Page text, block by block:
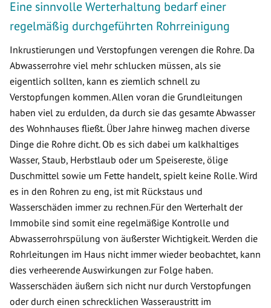
Eine sinnvolle Werterhaltung bedarf einer
regelmäßig durchgeführten Rohrreinigung
Inkrustierungen und Verstopfungen verengen die Rohre. Da
Abwasserrohre viel mehr schlucken müssen, als sie
eigentlich sollten, kann es ziemlich schnell zu
Verstopfungen kommen. Allen voran die Grundleitungen
haben viel zu erdulden, da durch sie das gesamte Abwasser
des Wohnhauses fließt. Über Jahre hinweg machen diverse
Dinge die Rohre dicht. Ob es sich dabei um kalkhaltiges
Wasser, Staub, Herbstlaub oder um Speisereste, ölige
Duschmittel sowie um Fette handelt, spielt keine Rolle. Wird
es in den Rohren zu eng, ist mit Rückstaus und
Wasserschäden immer zu rechnen.Für den Werterhalt der
Immobile sind somit eine regelmäßige Kontrolle und
Abwasserrohrspülung von äußerster Wichtigkeit. Werden die
Rohrleitungen im Haus nicht immer wieder beobachtet, kann
dies verheerende Auswirkungen zur Folge haben.
Wasserschäden äußern sich nicht nur durch Verstopfungen
oder durch einen schrecklichen Wasseraustritt im